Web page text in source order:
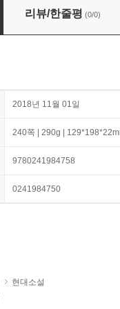
리뷰/한줄평 (0/0)
2018년 11월 01일
240쪽 | 290g |
9780241984758
0241984750
현대소설